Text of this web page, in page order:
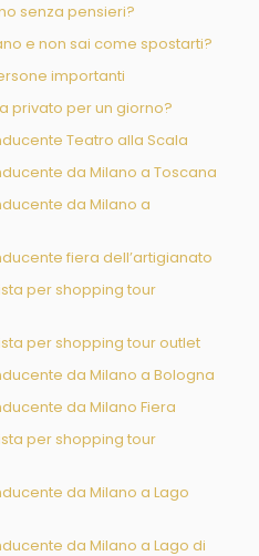
senza pensieri?
e non sai come spostarti?
importanti
privato per un giorno?
Teatro alla Scala
da Milano a Toscana
da Milano a
fiera dell’artigianato
per shopping tour
per shopping tour outlet
da Milano a Bologna
da Milano Fiera
per shopping tour
da Milano a Lago
da Milano a Lago di